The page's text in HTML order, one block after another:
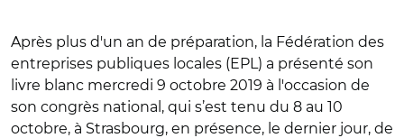
Après plus d'un an de préparation, la Fédération des
entreprises publiques locales (EPL) a présenté son
livre blanc mercredi 9 octobre 2019 à l'occasion de
son congrès national, qui s’est tenu du 8 au 10
octobre, à Strasbourg, en présence, le dernier jour, de